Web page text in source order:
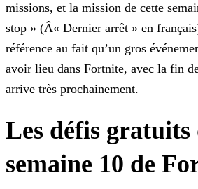
missions, et la mission de cette
stop » (Â« Dernier arrêt » en
référence au fait qu’un gros
avoir lieu dans Fortnite, avec la fin
arrive très prochainement.
Les défis gratuits
semaine 10 de